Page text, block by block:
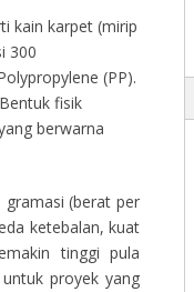
kain karpet (mirip
300
(PP).
fisik
berwarna
(berat per
ketebalan, kuat
tinggi pula
proyek yang